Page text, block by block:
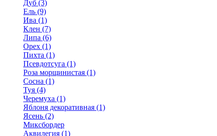
Дуб (3)
Ель (9)
Ива (1)
Клен (7)
Липа (6)
Орех (1)
Пихта (1)
Псевдотсуга (1)
Роза морщинистая (1)
Сосна (1)
Туя (4)
Черемуха (1)
Яблоня декоративная (1)
Ясень (2)
Миксбордер
Аквилегия (1)